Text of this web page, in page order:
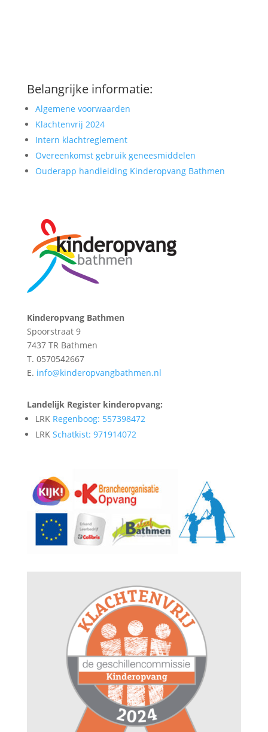
Belangrijke informatie:
Algemene voorwaarden
Klachtenvrij 2024
Intern klachtreglement
Overeenkomst gebruik geneesmiddelen
Ouderapp handleiding Kinderopvang Bathmen
Kinderopvang Bathmen
Spoorstraat 9
7437 TR Bathmen
T. 0570542667
E. info@kinderopvangbathmen.nl
Landelijk Register kinderopvang:
LRK Regenboog: 557398472
LRK Schatkist: 971914072